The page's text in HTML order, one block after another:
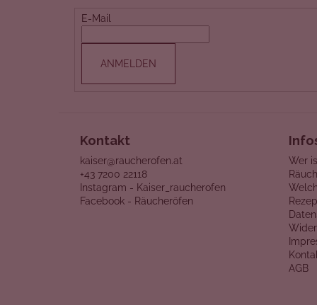
E-Mail
ANMELDEN
Kontakt
kaiser@raucherofen.at
+43 7200 22118
Instagram - Kaiser_raucherofen
Facebook - Räucheröfen
Wer
AGB